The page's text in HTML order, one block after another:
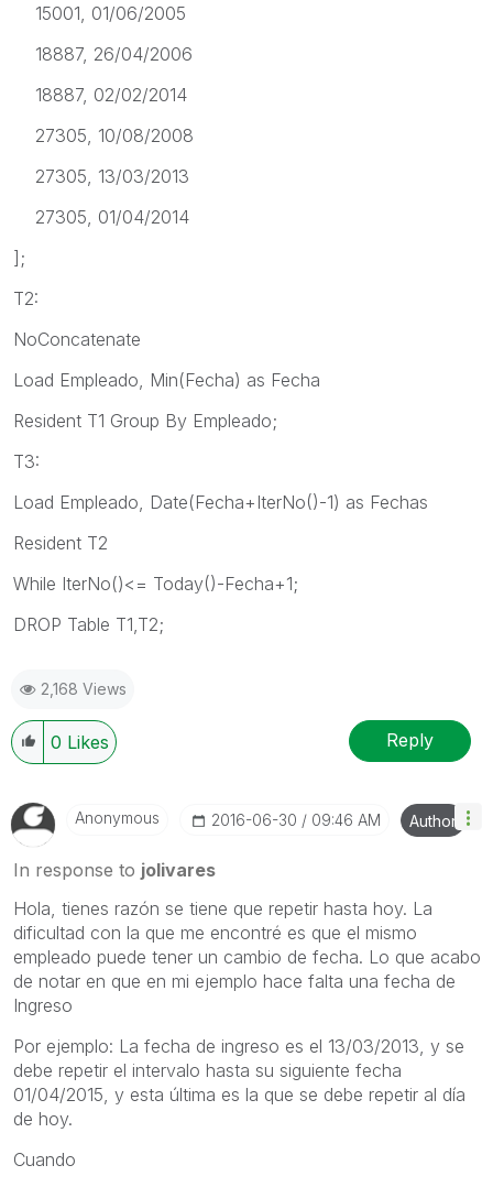
15001, 01/06/2005
18887, 26/04/2006
18887, 02/02/2014
27305, 10/08/2008
27305, 13/03/2013
27305, 01/04/2014
];
T2:
NoConcatenate
Load Empleado, Min(Fecha) as Fecha
Resident T1 Group By Empleado;
T3:
Load Empleado, Date(Fecha+IterNo()-1) as Fechas
Resident T2
While IterNo()<= Today()-Fecha+1;
DROP Table T1,T2;
2,168 Views
0 Likes Reply
Anonymous ‎2016-06-30 09:46 AM Author
In response to jolivares
Hola, tienes razón se tiene que repetir hasta hoy. La
dificultad con la que me encontré es que el mismo
empleado puede tener un cambio de fecha. Lo que acabo
de notar en que en mi ejemplo hace falta una fecha de
Ingreso
Por ejemplo: La fecha de ingreso es el 13/03/2013, y se
debe repetir el intervalo hasta su siguiente fecha
01/04/2015, y esta última es la que se debe repetir al día
de hoy.
Cuando